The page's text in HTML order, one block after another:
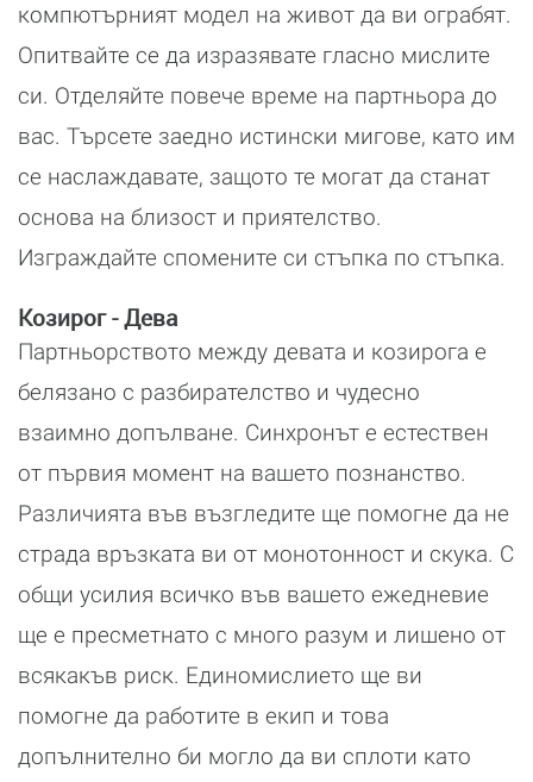
компютърният модел на живот да ви ограбят.
Опитвайте се да изразявате гласно мислите
си. Отделяйте повече време на партньора до
вас. Търсете заедно истински мигове, като им
се наслаждавате, защото те могат да станат
основа на близост и приятелство.
Изграждайте спомените си стъпка по стъпка.
Козирог - Дева
Партньорството между девата и козирога е
белязано с разбирателство и чудесно
взаимно допълване. Синхронът е естествен
от първия момент на вашето познанство.
Различията във възгледите ще помогне да не
страда връзката ви от монотонност и скука. С
общи усилия всичко във вашето ежедневие
ще е пресметнато с много разум и лишено от
всякакъв риск. Единомислието ще ви
помогне да работите в екип и това
допълнително би могло да ви сплоти като